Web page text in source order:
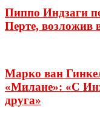
Пиппо Индзаги
Перте, возложив
Марко ван
«Милане»: «С
друга»